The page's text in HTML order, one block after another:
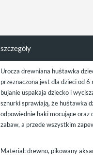
szczegóły
Urocza drewniana huśtawka
przeznaczona jest dla dzieci od
bujanie uspakaja dziecko i
sznurki sprawiają, że huśtawka
odpowiednie haki mocujące
zabaw, a przede wszystkim
Materiał: drewno, pikowany